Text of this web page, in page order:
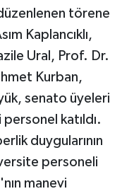
törene
Kaplancıklı,
Ural, Prof. Dr.
Kurban,
senato üyeleri
katıldı.
duygularının
personeli
manevi